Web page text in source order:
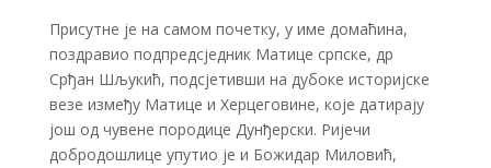
​Присутне је на самом почетку, у име домаћина,
поздравио подпредсједник Матице српске, др
Срђан Шљукић, подсјетивши на дубоке историјске
везе између Матице и Херцеговине, које датирају
још од чувене породице Дунђерски. Ријечи
добродошлице упутио је и Божидар Миловић,